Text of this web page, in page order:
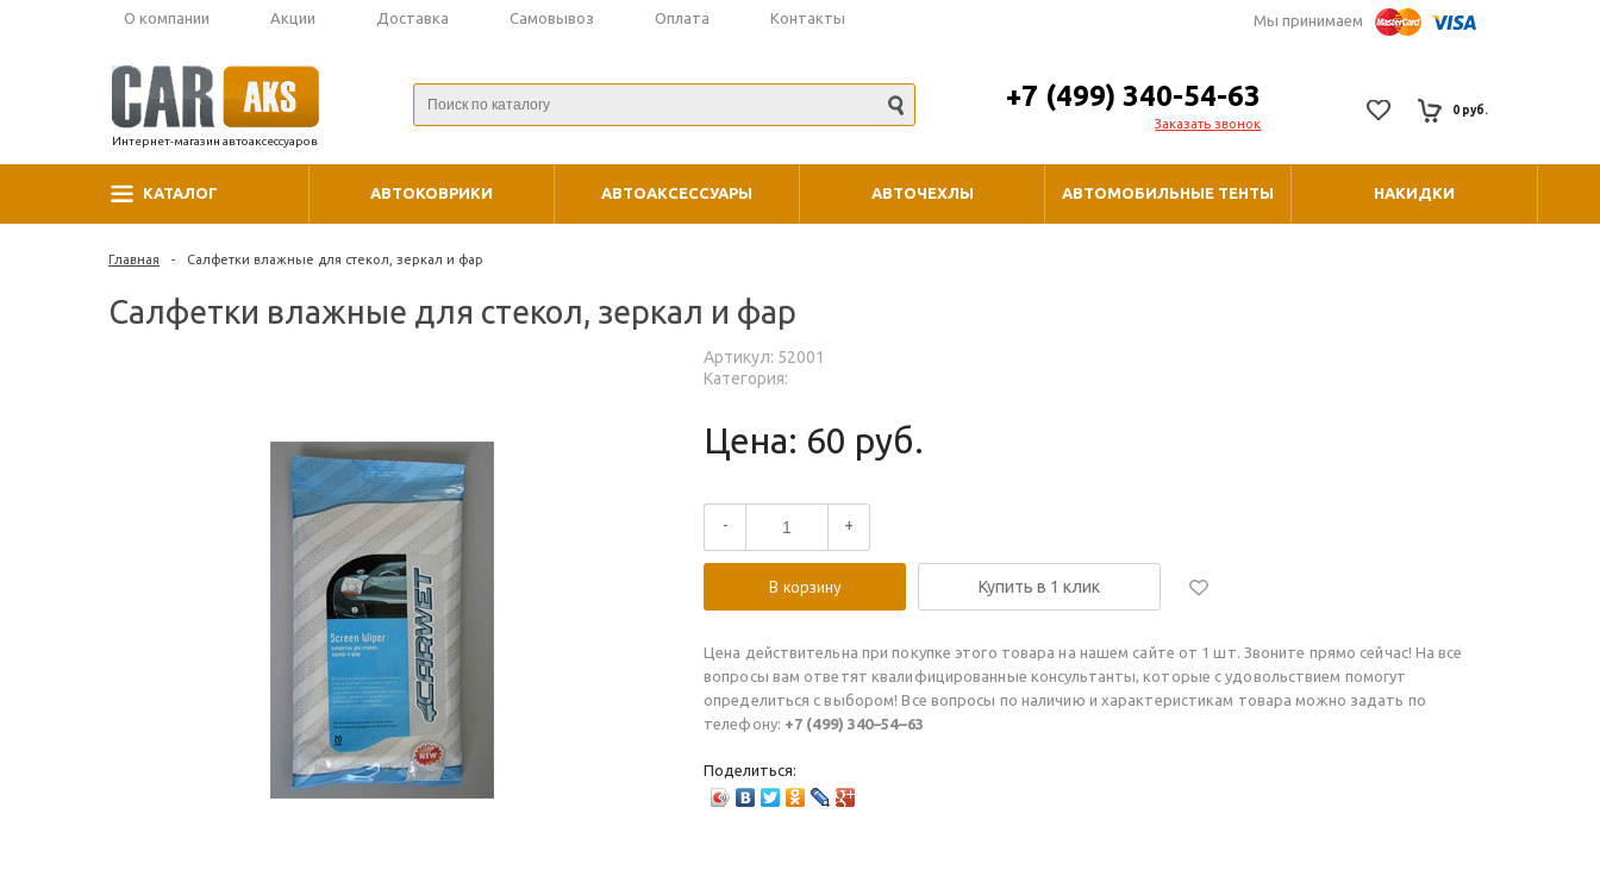
О компании Акции Доставка Самовывоз Оплата Контакты Мы принимаем
Интернет-магазин автоаксессуаров
+7 (499) 340-54-63
Заказать звонок
0 руб.
КАТАЛОГ АВТОКОВРИКИ АВТОАКСЕССУАРЫ АВТОЧЕХЛЫ АВТОМОБИЛЬНЫЕ ТЕНТЫ НАКИДКИ
Главная - Салфетки влажные для стекол, зеркал и фар
Салфетки влажные для стекол, зеркал и фар
Артикул: 52001
Категория:
Цена: 60 руб.
- +
В корзину Купить в 1 клик
Цена действительна при покупке этого товара на нашем сайте от 1 шт. Звоните прямо сейчас! На все
вопросы вам ответят квалифицированные консультанты, которые с удовольствием помогут
определиться с выбором! Все вопросы по наличию и характеристикам товара можно задать по
телефону: +7 (499) 340–54–63
Поделиться: